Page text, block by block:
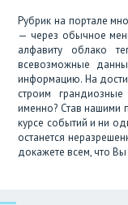
Рубрик на портале
— через обычное
алфавиту облако
всевозможные
информацию. На
строим
именно? Став нашими
курсе событий и ни
останется
докажете всем, что Вы